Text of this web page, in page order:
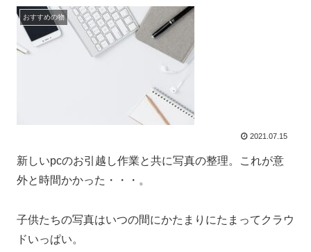
おすすめの物
2021.07.15
新しいpcのお引越し作業と共に写真の整理。これが意
外と時間かかった・・・。
子供たちの写真はいつの間にかたまりにたまってクラウ
ドいっぱい。